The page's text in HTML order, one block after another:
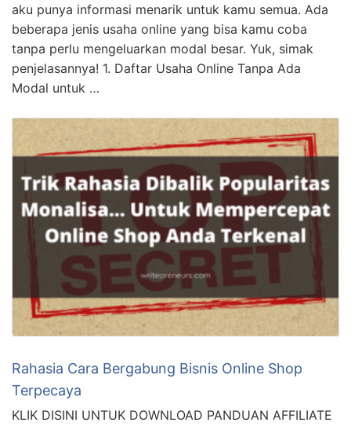
aku punya informasi menarik untuk kamu semua. Ada
beberapa jenis usaha online yang bisa kamu coba
tanpa perlu mengeluarkan modal besar. Yuk, simak
penjelasannya! 1. Daftar Usaha Online Tanpa Ada
Modal untuk …
Rahasia Cara Bergabung Bisnis Online Shop
Terpecaya
KLIK DISINI UNTUK DOWNLOAD PANDUAN AFFILIATE